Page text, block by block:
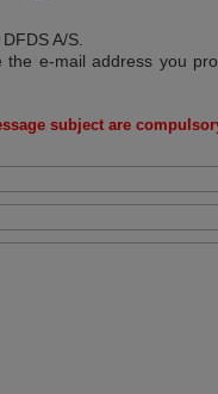
DFDS A/S
the e-mail address you
subject are